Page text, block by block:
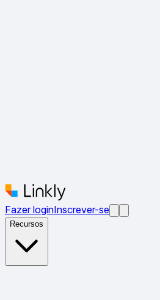
Fazer loginInscrever-se
Recursos